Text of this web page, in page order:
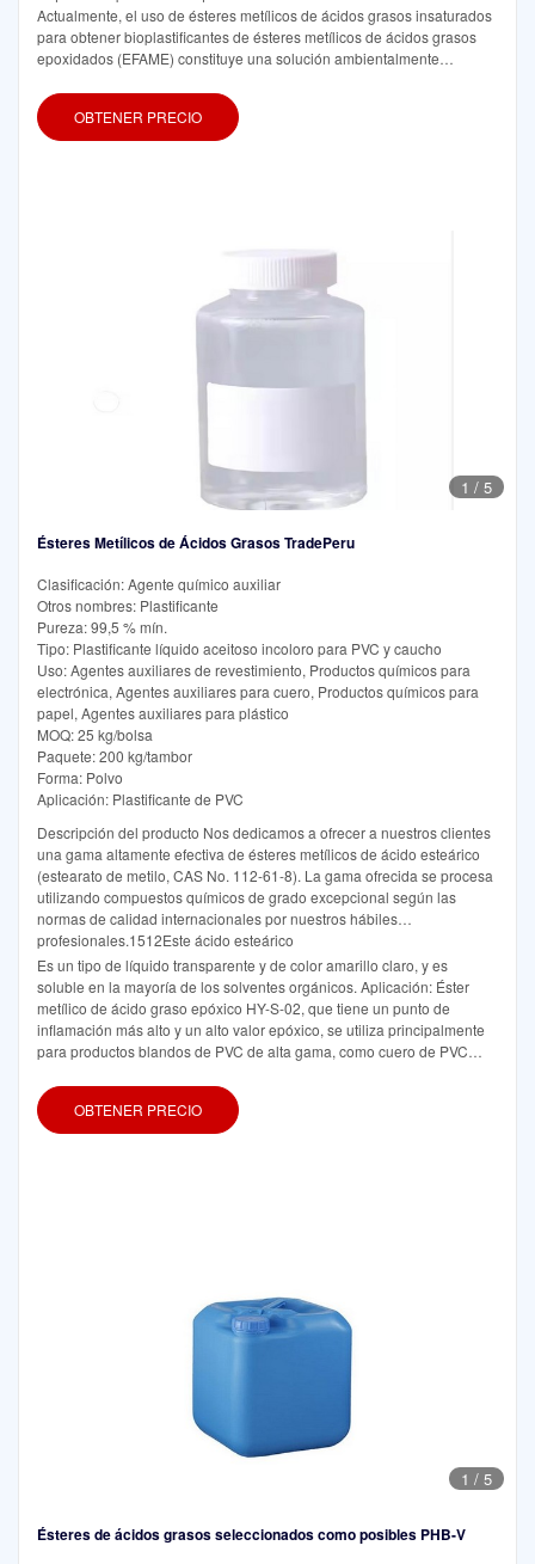
Actualmente, el uso de ésteres metílicos de ácidos grasos insaturados
para obtener bioplastificantes de ésteres metílicos de ácidos grasos
epoxidados (EFAME) constituye una solución ambientalmente
disruptores endocrinos
OBTENER PRECIO
1 / 5
Ésteres Metílicos de Ácidos Grasos TradePeru
Clasificación: Agente químico auxiliar
Otros nombres: Plastificante
Pureza: 99,5 % mín.
Tipo: Plastificante líquido aceitoso incoloro para PVC y caucho
Uso: Agentes auxiliares de revestimiento, Productos químicos para
electrónica, Agentes auxiliares para cuero, Productos químicos para
papel, Agentes auxiliares para plástico
MOQ: 25 kg/bolsa
Paquete: 200 kg/tambor
Forma: Polvo
Aplicación: Plastificante de PVC
Descripción del producto Nos dedicamos a ofrecer a nuestros clientes
una gama altamente efectiva de ésteres metílicos de ácido esteárico
(estearato de metilo, CAS No. 112-61-8). La gama ofrecida se procesa
utilizando compuestos químicos de grado excepcional según las
normas de calidad internacionales por nuestros hábiles
profesionales.1512Este ácido esteárico
Es un tipo de líquido transparente y de color amarillo claro, y es
soluble en la mayoría de los solventes orgánicos. Aplicación: Éster
metílico de ácido graso epóxico HY-S-02, que tiene un punto de
inflamación más alto y un alto valor epóxico, se utiliza principalmente
para productos blandos de PVC de alta gama, como cuero de PVC
etc. Características del producto: 1. Alto punto de inflamación: El punto
de inflamación del ácido graso epóxico
OBTENER PRECIO
1 / 5
Ésteres de ácidos grasos seleccionados como posibles PHB-V